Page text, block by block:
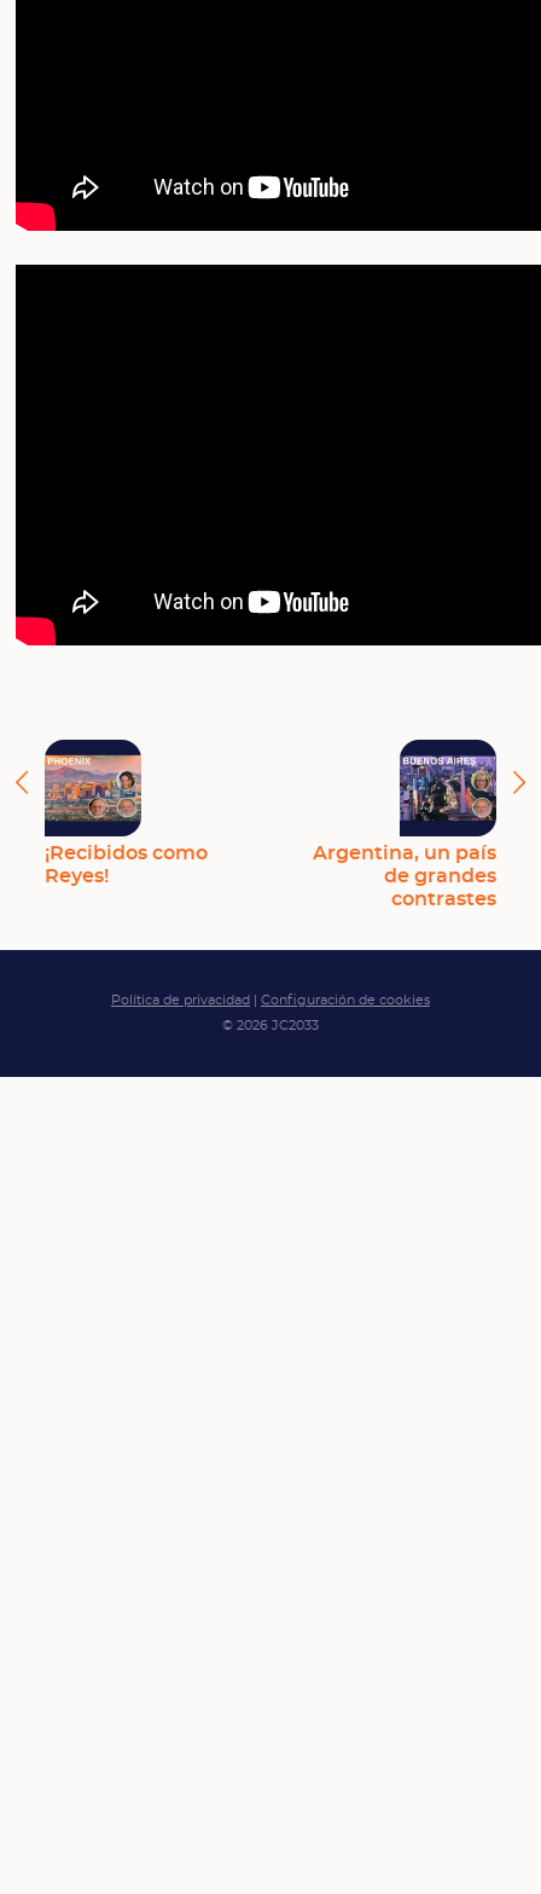
¡Recibidos como
Reyes!
Argentina, un país
de grandes
contrastes
Política de privacidad
Configuración de cookies
© 2026 JC2033